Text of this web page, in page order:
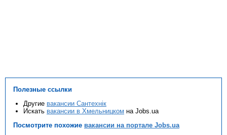
Полезные ссылки
Другие вакансии Сантехнік
Искать вакансии в Хмельницком на Jobs.ua
Посмотрите похожие вакансии на портале Jobs.ua